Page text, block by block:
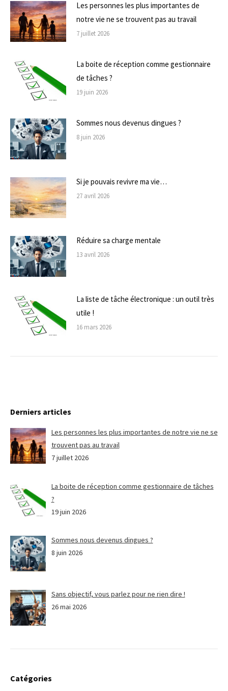
Les personnes les plus importantes de
notre vie ne se trouvent pas au travail
7 juillet 2026
La boite de réception comme gestionnaire
de tâches ?
19 juin 2026
Sommes nous devenus dingues ?
8 juin 2026
Si je pouvais revivre ma vie…
27 avril 2026
Réduire sa charge mentale
13 avril 2026
La liste de tâche électronique : un outil très
utile !
16 mars 2026
Derniers articles
Les personnes les plus importantes de notre vie ne se
trouvent pas au travail
7 juillet 2026
La boite de réception comme gestionnaire de tâches
?
19 juin 2026
Sommes nous devenus dingues ?
8 juin 2026
Sans objectif, vous parlez pour ne rien dire !
26 mai 2026
Catégories